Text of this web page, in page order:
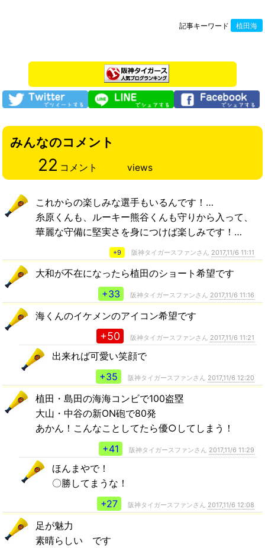
記事キーワード 植田海
みんなのコメント
22 コメント views
これからの楽しみな選手もいるんです！…
糸原くんも、ルーキー熊谷くんも守りから入って、
華麗な守備に堅実さを身につけば楽しみです！…
+9 阪神タイガースファンさん 2017,11/6 11:11
大和が不在になったら植田のショート希望です
+33
阪神タイガースファンさん 2017,11/6 11:16
海くんのイケメンのアイコン希望です
+50 阪神タイガースファンさん 2017,11/6 11:21
出来れば可愛い笑顔で
+35
阪神タイガースファンさん 2017,11/6 12:20
植田・島田の海海コンビで100盗塁
大山・中谷の新ON砲で80発
あかん！こんなことしてたら優○してしまう！
+41
阪神タイガースファンさん 2017,11/6 11:29
ほんまやで！
〇勝してまうな！
+27
阪神タイガースファンさん 2017,11/6 12:08
足が魅力
素晴らしい です